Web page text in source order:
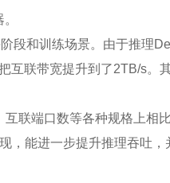
和训练场景。由于推理
联带宽提升到了2TB/s。
联端口数等各种规格上相
能进一步提升推理吞吐，